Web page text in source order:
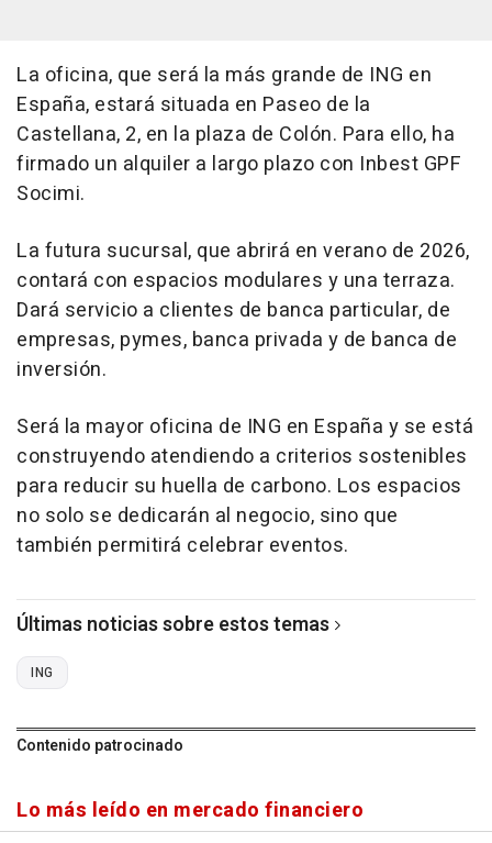
La oficina, que será la más grande de ING en
España, estará situada en Paseo de la
Castellana, 2, en la plaza de Colón. Para ello, ha
firmado un alquiler a largo plazo con Inbest GPF
Socimi.
La futura sucursal, que abrirá en verano de 2026,
contará con espacios modulares y una terraza.
Dará servicio a clientes de banca particular, de
empresas, pymes, banca privada y de banca de
inversión.
Será la mayor oficina de ING en España y se está
construyendo atendiendo a criterios sostenibles
para reducir su huella de carbono. Los espacios
no solo se dedicarán al negocio, sino que
también permitirá celebrar eventos.
Últimas noticias sobre estos temas
ING
Contenido patrocinado
Lo más leído en mercado financiero